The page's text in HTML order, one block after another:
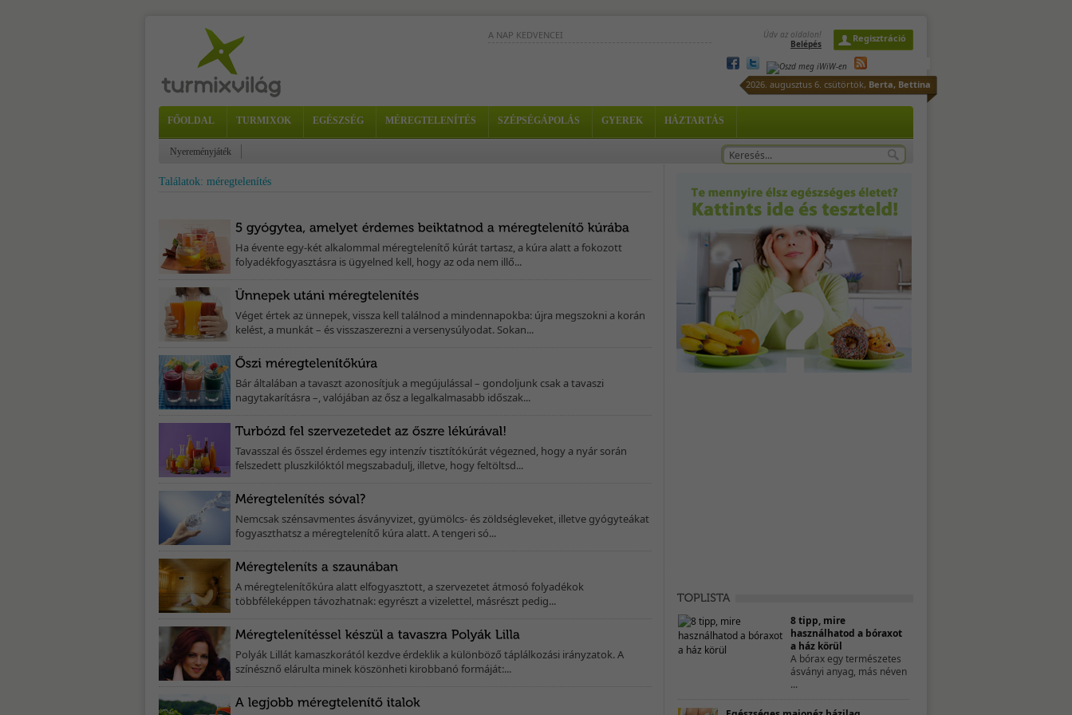
A NAP KEDVENCEI
A cékla, az alma és a sárgarépa külön-
külön is kitűnő vitaminforrás. Ezzel a
turmix-szal elképesztően...
Üdv az oldalon!
Belépés
Regisztráció
2026. augusztus 6. csütörtök, Berta, Bettina
FŐOLDAL TURMIXOK EGÉSZSÉG MÉREGTELENÍTÉS SZÉPSÉGÁPOLÁS GYEREK HÁZTARTÁS
Nyereményjáték
Találatok: méregtelenítés
Ha évente egy-két alkalommal méregtelenítő kúrát tartasz, a kúra alatt a fokozott
folyadékfogyasztásra is ügyelned kell, hogy az oda nem illő...
Véget értek az ünnepek, vissza kell találnod a mindennapokba: újra megszokni a korán
kelést, a munkát – és visszaszerezni a versenysúlyodat. Sokan...
Bár általában a tavaszt azonosítjuk a megújulással – gondoljunk csak a tavaszi
nagytakarításra –, valójában az ősz a legalkalmasabb időszak...
Tavasszal és ősszel érdemes egy intenzív tisztítókúrát végezned, hogy a nyár során
felszedett pluszkilóktól megszabadulj, illetve, hogy feltöltsd...
Nemcsak szénsavmentes ásványvizet, gyümölcs- és zöldségleveket, illetve gyógyteákat
fogyaszthatsz a méregtelenítő kúra alatt. A tengeri só...
A méregtelenítőkúra alatt elfogyasztott, a szervezetet átmosó folyadékok
többféleképpen távozhatnak: egyrészt a vizelettel, másrészt pedig...
Polyák Lillát kamaszkorától kezdve érdeklik a különböző táplálkozási irányzatok. A
színésznő elárulta minek köszönheti kirobbanó formáját:...
8 tipp, mire
használhatod a bóraxot
a ház körül
A bórax egy természetes
ásványi anyag, más néven
...